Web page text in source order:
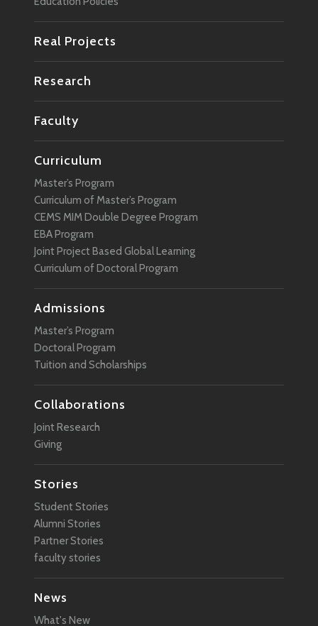
Real Projects
Research
Faculty
Curriculum
Master’s Program
Curriculum of Master’s Program
CEMS MIM Double Degree Program
EBA Program
Joint Project Based Global Learning
Curriculum of Doctoral Program
Admissions
Master’s Program
Doctoral Program
Tuition and Scholarships
Collaborations
Joint Research
Giving
Stories
Student Stories
Alumni Stories
Partner Stories
faculty stories
News
What's New